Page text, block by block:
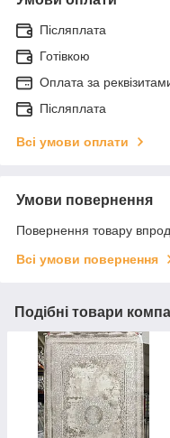
Післяплата
Готівкою
Оплата за
Післяплата
Всі умови оплати
Умови повернення
Повернення товару
Всі умови повернення
Подібні товари